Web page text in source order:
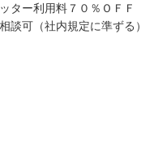
ター利用料７０％ＯＦＦ
談可（社内規定に準ずる）